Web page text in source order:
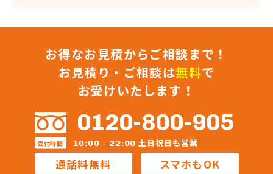
株式会社柴田産業
株式会社昭和ガス
株式会社松浦商会
株式会社松隈石油店
株式会社松山商店
株式会社新光
株式会社新光機器
株式会社進 藤
株式会社杉石油
お得なお見積からご相談まで！
お見積り・ご相談は無料で
お受けいたします！
0120-800-905
受付時間 10:00 - 22:00 土日祝日も営業
通話料無料 スマホもOK